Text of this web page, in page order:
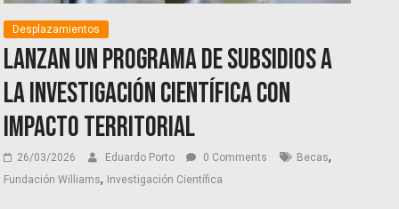
Desplazamientos
Lanzan un programa de subsidios a
la investigación científica con
impacto territorial
26/03/2026 Eduardo Porto 0 Comments Becas,
Fundación Williams, Investigación Científica